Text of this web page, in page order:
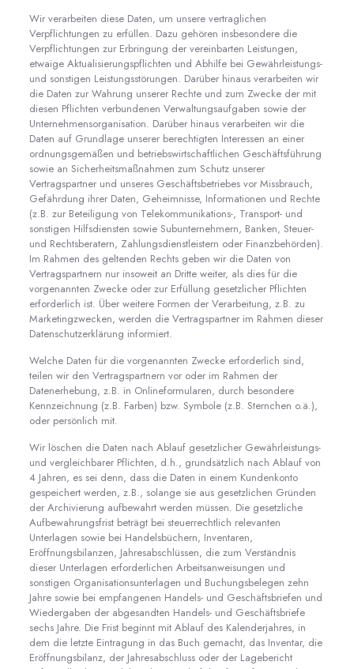
Wir verarbeiten diese Daten, um unsere vertraglichen
Verpflichtungen zu erfüllen. Dazu gehören insbesondere die
Verpflichtungen zur Erbringung der vereinbarten Leistungen,
etwaige Aktualisierungspflichten und Abhilfe bei Gewährleistungs-
und sonstigen Leistungsstörungen. Darüber hinaus verarbeiten wir
die Daten zur Wahrung unserer Rechte und zum Zwecke der mit
diesen Pflichten verbundenen Verwaltungsaufgaben sowie der
Unternehmensorganisation. Darüber hinaus verarbeiten wir die
Daten auf Grundlage unserer berechtigten Interessen an einer
ordnungsgemäßen und betriebswirtschaftlichen Geschäftsführung
sowie an Sicherheitsmaßnahmen zum Schutz unserer
Vertragspartner und unseres Geschäftsbetriebes vor Missbrauch,
Gefährdung ihrer Daten, Geheimnisse, Informationen und Rechte
(z.B. zur Beteiligung von Telekommunikations-, Transport- und
sonstigen Hilfsdiensten sowie Subunternehmern, Banken, Steuer-
und Rechtsberatern, Zahlungsdienstleistern oder Finanzbehörden).
Im Rahmen des geltenden Rechts geben wir die Daten von
Vertragspartnern nur insoweit an Dritte weiter, als dies für die
vorgenannten Zwecke oder zur Erfüllung gesetzlicher Pflichten
erforderlich ist. Über weitere Formen der Verarbeitung, z.B. zu
Marketingzwecken, werden die Vertragspartner im Rahmen dieser
Datenschutzerklärung informiert.
Welche Daten für die vorgenannten Zwecke erforderlich sind,
teilen wir den Vertragspartnern vor oder im Rahmen der
Datenerhebung, z.B. in Onlineformularen, durch besondere
Kennzeichnung (z.B. Farben) bzw. Symbole (z.B. Sternchen o.ä.),
oder persönlich mit.
Wir löschen die Daten nach Ablauf gesetzlicher Gewährleistungs-
und vergleichbarer Pflichten, d.h., grundsätzlich nach Ablauf von
4 Jahren, es sei denn, dass die Daten in einem Kundenkonto
gespeichert werden, z.B., solange sie aus gesetzlichen Gründen
der Archivierung aufbewahrt werden müssen. Die gesetzliche
Aufbewahrungsfrist beträgt bei steuerrechtlich relevanten
Unterlagen sowie bei Handelsbüchern, Inventaren,
Eröffnungsbilanzen, Jahresabschlüssen, die zum Verständnis
dieser Unterlagen erforderlichen Arbeitsanweisungen und
sonstigen Organisationsunterlagen und Buchungsbelegen zehn
Jahre sowie bei empfangenen Handels- und Geschäftsbriefen und
Wiedergaben der abgesandten Handels- und Geschäftsbriefe
sechs Jahre. Die Frist beginnt mit Ablauf des Kalenderjahres, in
dem die letzte Eintragung in das Buch gemacht, das Inventar, die
Eröffnungsbilanz, der Jahresabschluss oder der Lagebericht